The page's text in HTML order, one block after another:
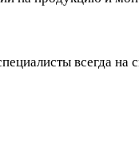
всегда на